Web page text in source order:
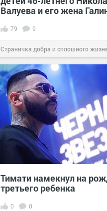
Валуева и его жена
79 9
Страничка добра и сплошного
позитива!14:1308 мар 2021
Тимати намекнул на
третьего ребенка
0 0